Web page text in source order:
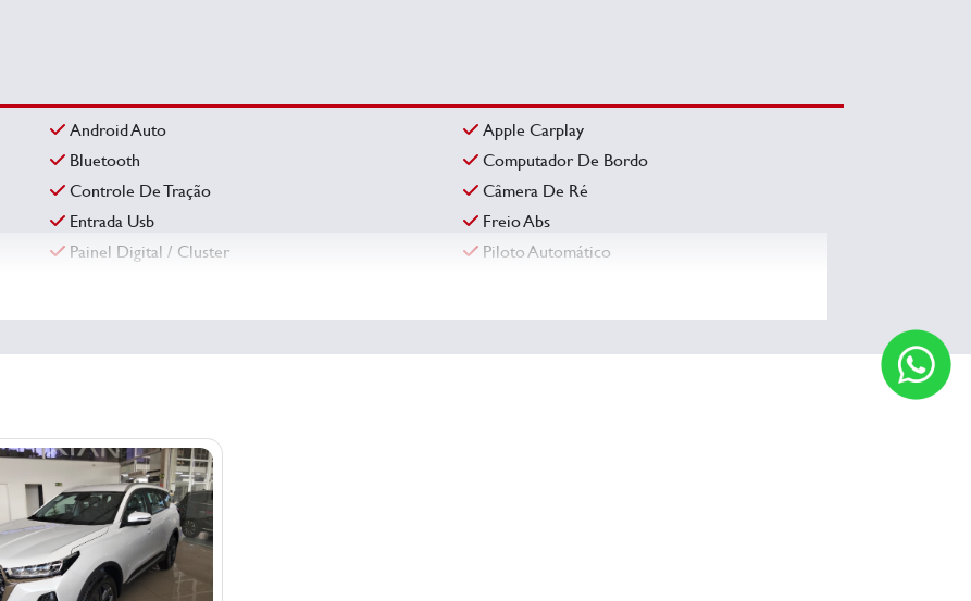
Android Auto
Apple Carplay
Bluetooth
Computador De Bordo
Controle De Tração
Câmera De Ré
Entrada Usb
Freio Abs
Painel Digital / Cluster Piloto Automático